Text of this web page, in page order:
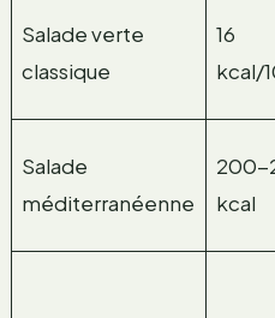
Salade verte
classique
16
kcal/
Salade
méditerranéenne
200-
kcal